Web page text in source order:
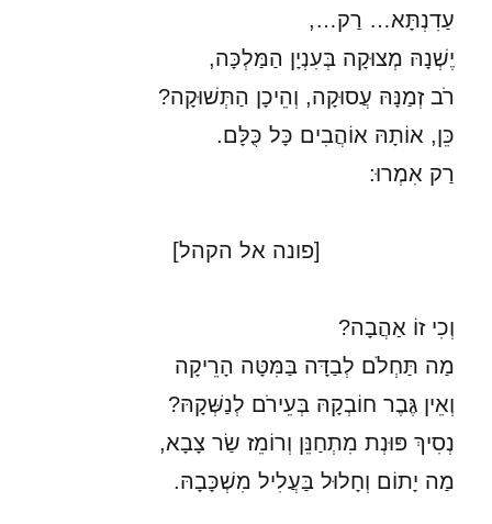
עַדִנְתָּא… רַק…,
יֶשְׁנָהּ מְצוּקָה בְּעִנְיָן הַמַּלְכָּה,
רֹב זְמַנָּהּ עֲסוּקָה, וְהֵיכָן הַתְּשׁוּקָה?
כֵּן, אוֹתָהּ אוֹהֲבִים כָּל כֻּלָּם.
רַק אִמְרוּ:
[פונה אל הקהל]
וְכִי זוֹ אַהֲבָה?
מַה תַּחְלֹם לְבַדָּה בַּמִּטָּה הָרֵיקָה
וְאֵין גֶּבֶר חוֹבְקָהּ בְּעֵירֹם לְנַשְּׁקָהּ?
נְסִיךְ פּוּנְת מִתְחַנֵּן וְרוֹמֵז שַׂר צָבָא,
מַה יָתוֹם וְחָלוּל בַּעֲלִיל מִשְׁכָּבָהּ.